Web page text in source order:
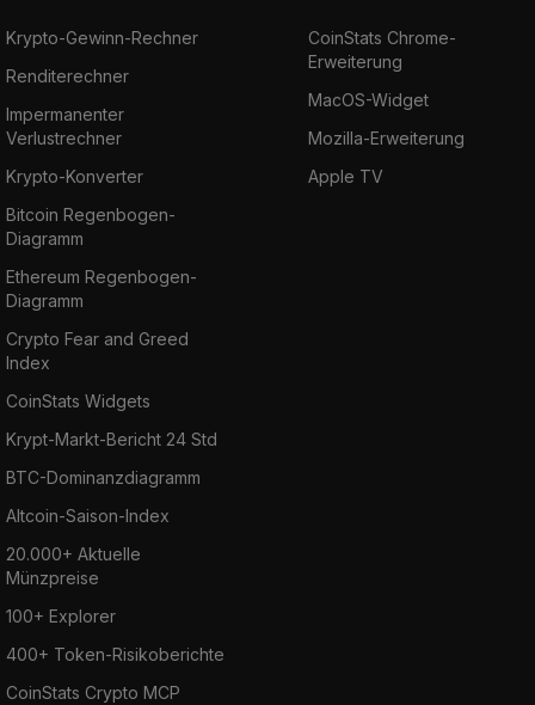
Krypto-Gewinn-Rechner
Renditerechner
Impermanenter
Verlustrechner
Krypto-Konverter
Bitcoin Regenbogen-
Diagramm
Ethereum Regenbogen-
Diagramm
Crypto Fear and Greed
Index
CoinStats Widgets
Krypt-Markt-Bericht 24 Std
BTC-Dominanzdiagramm
Altcoin-Saison-Index
20.000+ Aktuelle
Münzpreise
100+ Explorer
400+ Token-Risikoberichte
CoinStats Crypto MCP
CoinStats Chrome-
Erweiterung
MacOS-Widget
Mozilla-Erweiterung
Apple TV